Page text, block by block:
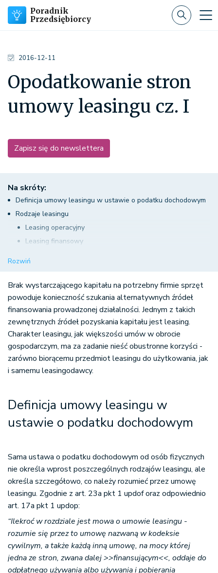
Poradnik
Przedsiębiorcy
2016-12-11
Opodatkowanie stron
umowy leasingu cz. I
Zapisz się do newslettera
Na skróty:
Definicja umowy leasingu w ustawie o podatku dochodowym
Rodzaje leasingu
Leasing operacyjny
Leasing finansowy
Rozwiń
Brak wystarczającego kapitału na potrzebny firmie sprzęt
powoduje konieczność szukania alternatywnych źródeł
finansowania prowadzonej działalności. Jednym z takich
zewnętrznych źródeł pozyskania kapitału jest leasing.
Charakter leasingu, jak większości umów w obrocie
gospodarczym, ma za zadanie nieść obustronne korzyści -
zarówno biorącemu przedmiot leasingu do użytkowania, jak
i samemu leasingodawcy.
Definicja umowy leasingu w
ustawie o podatku dochodowym
Sama ustawa o podatku dochodowym od osób fizycznych
nie określa wprost poszczególnych rodzajów leasingu, ale
określa szczegółowo, co należy rozumieć przez umowę
leasingu. Zgodnie z art. 23a pkt 1 updof oraz odpowiednio
art. 17a pkt 1 updop:
“Ilekroć w rozdziale jest mowa o umowie leasingu -
rozumie się przez to umowę nazwaną w kodeksie
cywilnym, a także każdą inną umowę, na mocy której
jedna ze stron, zwana dalej >>finansującym<<, oddaje do
odpłatnego używania albo używania i pobierania